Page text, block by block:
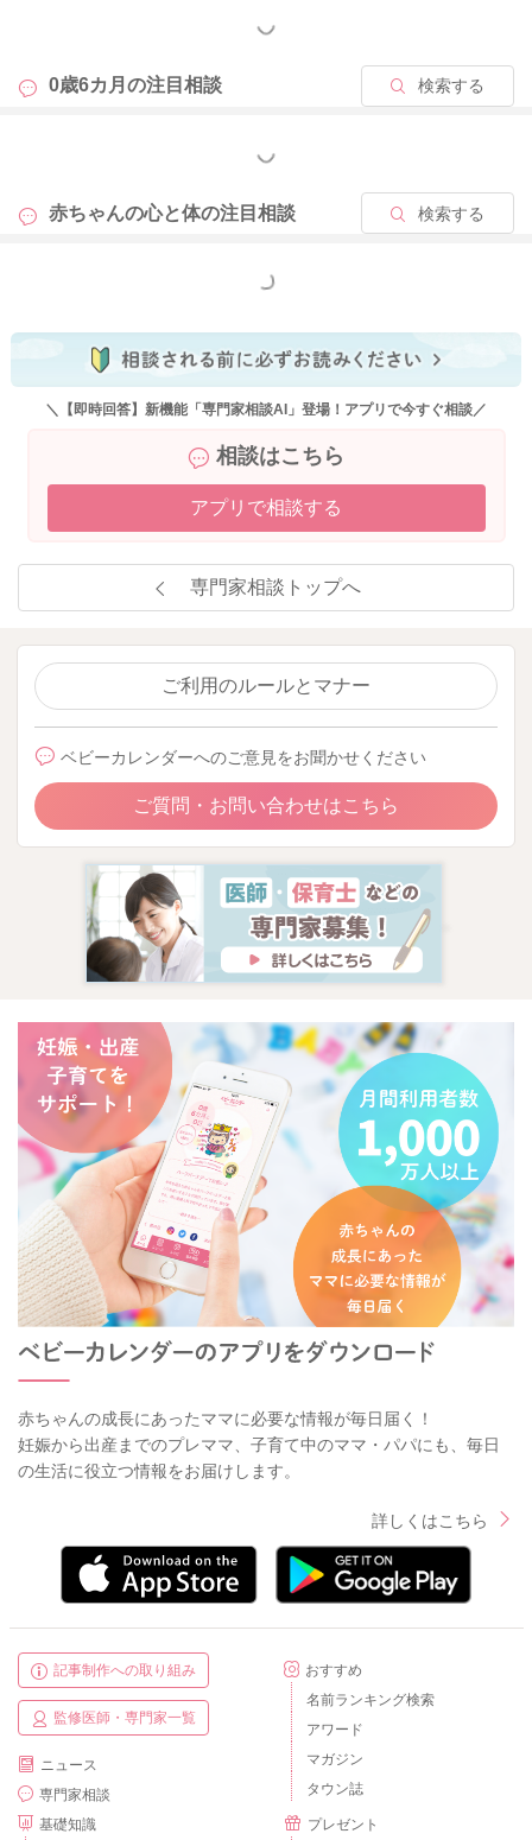
もっと見る
0歳6カ月の注目相談 検索する
もっと見る
赤ちゃんの心と体の注目相談 検索する
もっと見る
＼【即時回答】新機能「専門家相談AI」登場！アプリで今すぐ相談／
相談はこちら
アプリで相談する
専門家相談トップへ
ご利用のルールとマナー
ベビーカレンダーへのご意見をお聞かせください
ご質問・お問い合わせはこちら
赤ちゃんの成長にあったママに必要な情報が毎日届く！
妊娠から出産までのプレママ、子育て中のママ・パパにも、毎日
の生活に役立つ情報をお届けします。
詳しくはこちら
記事制作への取り組み
監修医師・専門家一覧
ニュース
専門家相談
基礎知識
おすすめ
名前ランキング検索
アワード
マガジン
タウン誌
プレゼント